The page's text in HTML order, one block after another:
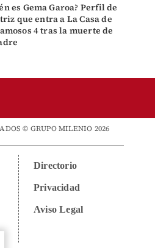
es Gema Garoa? Perfil de
que entra a La Casa de
4 tras la muerte de
© GRUPO MILENIO 2026
Directorio
Privacidad
Aviso Legal